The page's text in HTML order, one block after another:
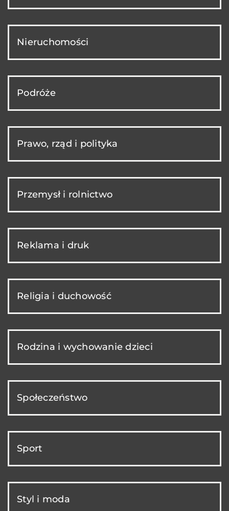
Nieruchomości
Podróże
Prawo, rząd i polityka
Przemysł i rolnictwo
Reklama i druk
Religia i duchowość
Rodzina i wychowanie dzieci
Społeczeństwo
Sport
Styl i moda